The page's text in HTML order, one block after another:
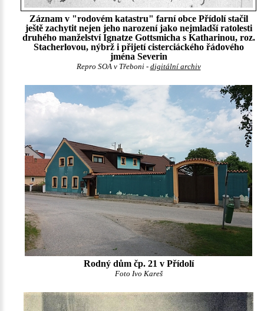
Záznam v "rodovém katastru" farní obce Přídolí stačil
ještě zachytit nejen jeho narození jako nejmladší ratolesti
druhého manželství Ignatze Gottsmicha s Katharinou, roz.
Stacherlovou, nýbrž i přijetí cisterciáckého řádového
jména Severin
Repro SOA v Třeboni - digitální archiv
Rodný dům čp. 21 v Přídolí
Foto Ivo Kareš